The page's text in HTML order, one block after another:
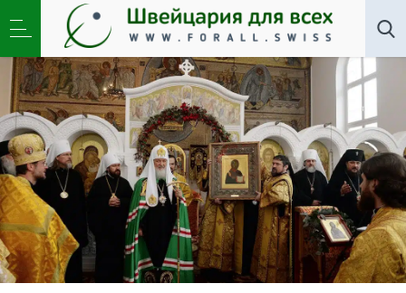
Новости ,Общество»Патриарх Кирилл говорил в
Цюрихе о мучениках и чествовал храмостроителей